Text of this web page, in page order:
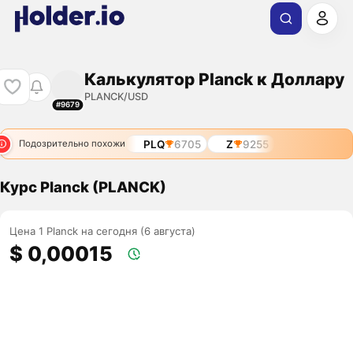
#9679
Калькулятор Planck к Доллару
PLANCK/USD
Подозрительно похожи PLQ 6705 Z 9255
Курс Planck (PLANCK)
Цена 1 Planck на сегодня (6 августа)
$ 0,00015